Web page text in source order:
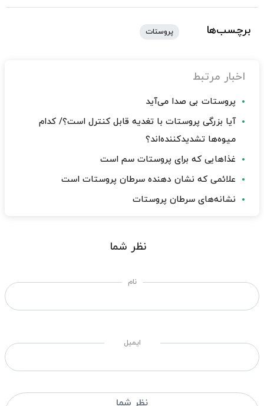
برچسب‌ها پروستات
اخبار مرتبط
پروستات بی صدا می‌آید
آیا بزرگی پروستات با تغدیه قابل کنترل است؟/ کدام
میوه‌ها تشدیدکننده‌اند؟
غذاهایی که برای پروستات سم است
علائمی که نشان دهنده سرطان پروستات است
نشانه‌های سرطان پروستات
نظر شما
نام
ایمیل